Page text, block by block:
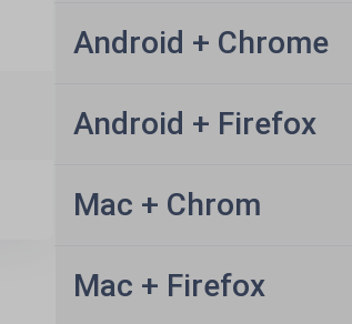
Android + Chrome
Android + Firefox
Mac + Chrom
Mac + Firefox